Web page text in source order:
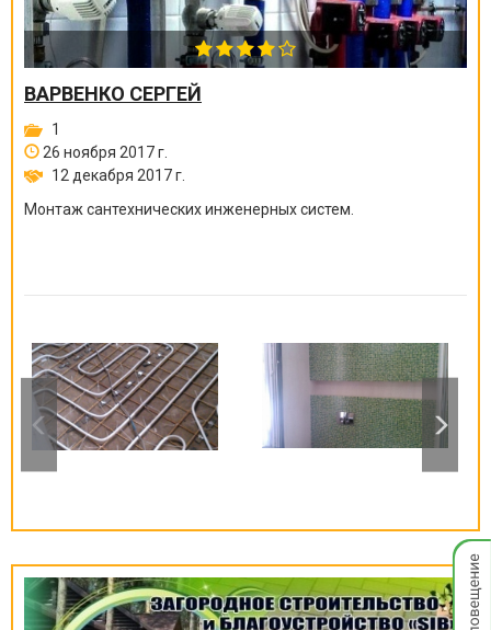
ВАРВЕНКО СЕРГЕЙ
1
26 ноября 2017 г.
12 декабря 2017 г.
Монтаж сантехнических инженерных систем.